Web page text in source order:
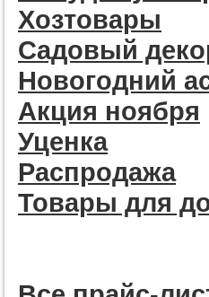
Хозтовары
Садовый
Новогодний
Акция ноября
Уценка
Распродажа
Товары для